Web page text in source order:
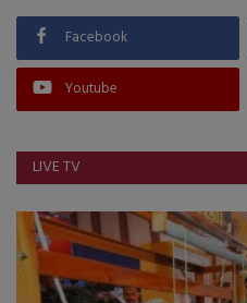
Facebook
Youtube
LIVE TV